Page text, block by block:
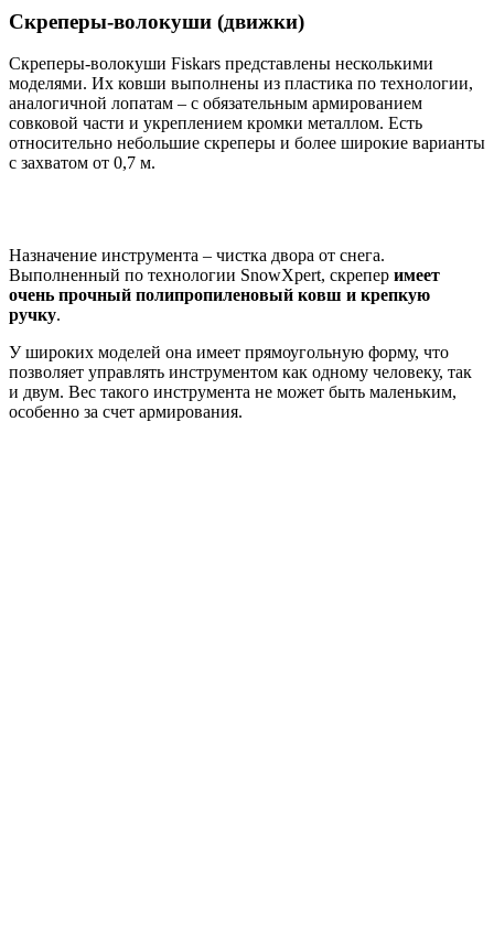
Скреперы-волокуши (движки)
Скреперы-волокуши Fiskars представлены несколькими
моделями. Их ковши выполнены из пластика по технологии,
аналогичной лопатам – с обязательным армированием
совковой части и укреплением кромки металлом. Есть
относительно небольшие скреперы и более широкие варианты
с захватом от 0,7 м.
Назначение инструмента – чистка двора от снега.
Выполненный по технологии SnowXpert, скрепер имеет
очень прочный полипропиленовый ковш и крепкую
ручку.
У широких моделей она имеет прямоугольную форму, что
позволяет управлять инструментом как одному человеку, так
и двум. Вес такого инструмента не может быть маленьким,
особенно за счет армирования.